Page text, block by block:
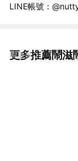
LINE帳號：
更多推薦鬧滋
看更多